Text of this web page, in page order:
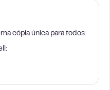
cópia única para todos: